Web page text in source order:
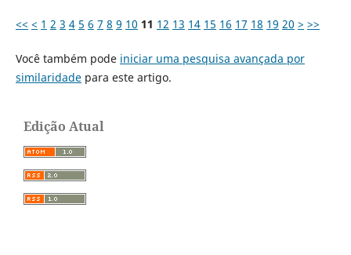
<< < 1 2 3 4 5 6 7 8 9 10 11 12 13 14 15 16 17 18 19 20 > >>
Você também pode iniciar uma pesquisa avançada por
similaridadepara este artigo.
Edição Atual